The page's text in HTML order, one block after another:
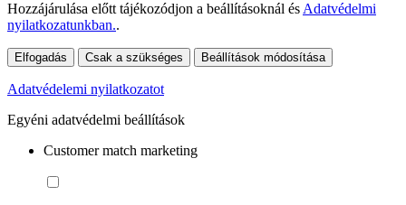
Hozzájárulása előtt tájékozódjon a beállításoknál és Adatvédelmi
nyilatkozatunkban..
Elfogadás Csak a szükséges Beállítások módosítása
Adatvédelemi nyilatkozatot
Egyéni adatvédelmi beállítások
Customer match marketing